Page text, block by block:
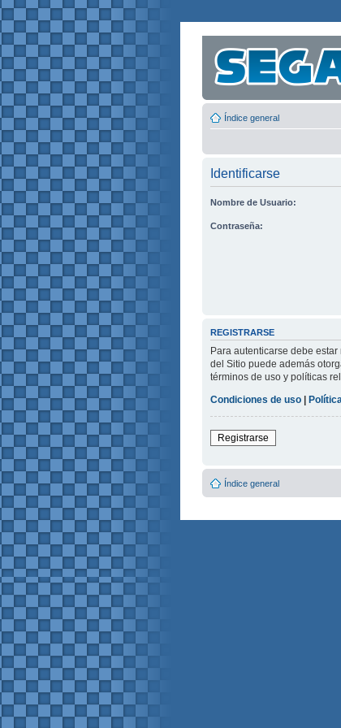
Índice general
Identificarse
Nombre de Usuario:
Contraseña:
REGISTRARSE
Para autenticarse debe
del Sitio puede además
términos de uso y políticas
Condiciones de uso
Registrarse
Índice general